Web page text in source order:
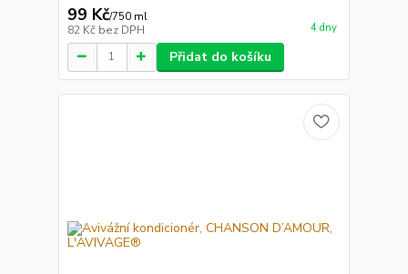
99 Kč/750 ml
82 Kč bez DPH 4 dny
Přidat do košíku